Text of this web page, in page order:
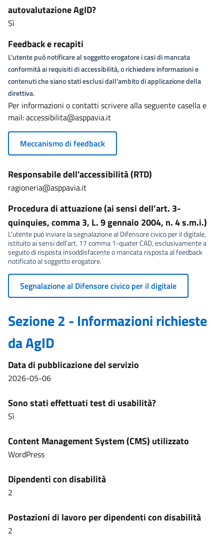
autovalutazione AgID?
Sì
Feedback e recapiti
L'utente può notificare al soggetto erogatore i casi di mancata
conformità ai requisiti di accessibilità, o richiedere informazioni e
contenuti che siano stati esclusi dall'ambito di applicazione della
direttiva.
Per informazioni o contatti scrivere alla seguente casella e
mail: accessibilita@asppavia.it
Meccanismo di feedback
Responsabile dell'accessibilità (RTD)
ragioneria@asppavia.it
Procedura di attuazione (ai sensi dell’art. 3-
quinquies, comma 3, L. 9 gennaio 2004, n. 4 s.m.i.)
L’utente può inviare la segnalazione al Difensore civico per il digitale,
istituito ai sensi dell’art. 17 comma 1-quater CAD, esclusivamente a
seguito di risposta insoddisfacente o mancata risposta al feedback
notificato al soggetto erogatore.
Segnalazione al Difensore civico per il digitale
Sezione 2 - Informazioni richieste
da AgID
Data di pubblicazione del servizio
2026-05-06
Sono stati effettuati test di usabilità?
Sì
Content Management System (CMS) utilizzato
WordPress
Dipendenti con disabilità
2
Postazioni di lavoro per dipendenti con disabilità
2